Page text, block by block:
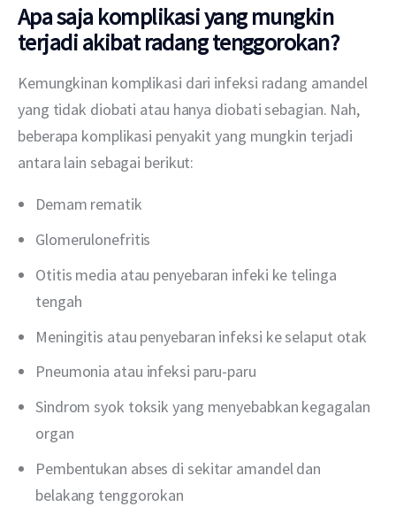
Apa saja komplikasi yang mungkin
terjadi akibat radang tenggorokan?
Kemungkinan komplikasi dari infeksi radang amandel
yang tidak diobati atau hanya diobati sebagian. Nah,
beberapa komplikasi penyakit yang mungkin terjadi
antara lain sebagai berikut:
Demam rematik
Glomerulonefritis
Otitis media atau penyebaran infeki ke telinga
tengah
Meningitis atau penyebaran infeksi ke selaput otak
Pneumonia atau infeksi paru-paru
Sindrom syok toksik yang menyebabkan kegagalan
organ
Pembentukan abses di sekitar amandel dan
belakang tenggorokan